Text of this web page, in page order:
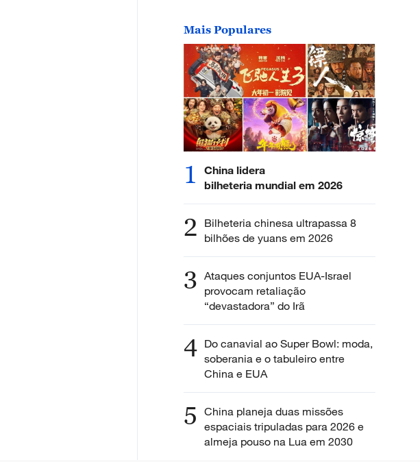
Mais Populares
1
China lidera
bilheteria mundial em 2026
2 Bilheteria chinesa ultrapassa 8
bilhões de yuans em 2026
3 Ataques conjuntos EUA-Israel
provocam retaliação
“devastadora” do Irã
4 Do canavial ao Super Bowl: moda,
soberania e o tabuleiro entre
China e EUA
5 China planeja duas missões
espaciais tripuladas para 2026 e
almeja pouso na Lua em 2030